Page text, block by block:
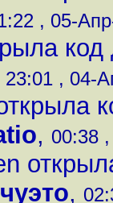
, 05-
23:01 , 04-
, 00:38
,